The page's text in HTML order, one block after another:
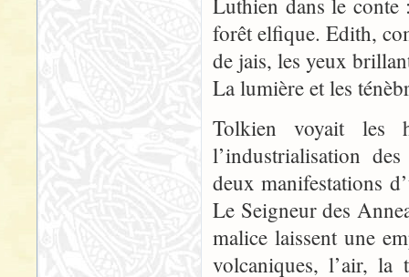
Luthien dans le conte
forêt elfique. Edith,
de jais, les yeux
La lumière et les
Tolkien voyait les
l’industrialisation
deux manifestations
Le Seigneur des
malice laissent une
volcaniques, l’air, la